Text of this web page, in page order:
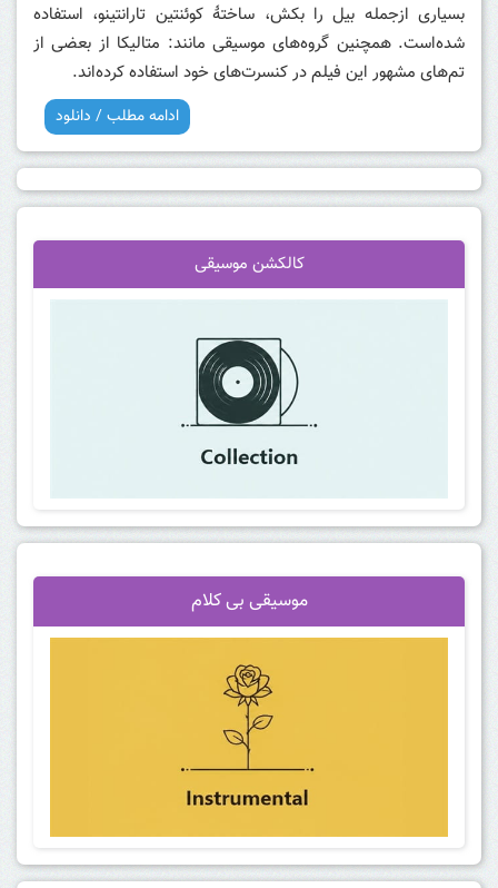
بسیاری ازجمله بیل را بکش، ساختهٔ کوئنتین تارانتینو، استفاده
شده‌است. همچنین گروه‌های موسیقی مانند: متالیکا از بعضی از
تم‌های مشهور این فیلم در کنسرت‌های خود استفاده کرده‌اند.
ادامه مطلب / دانلود
کالکشن موسیقی
موسیقی بی کلام